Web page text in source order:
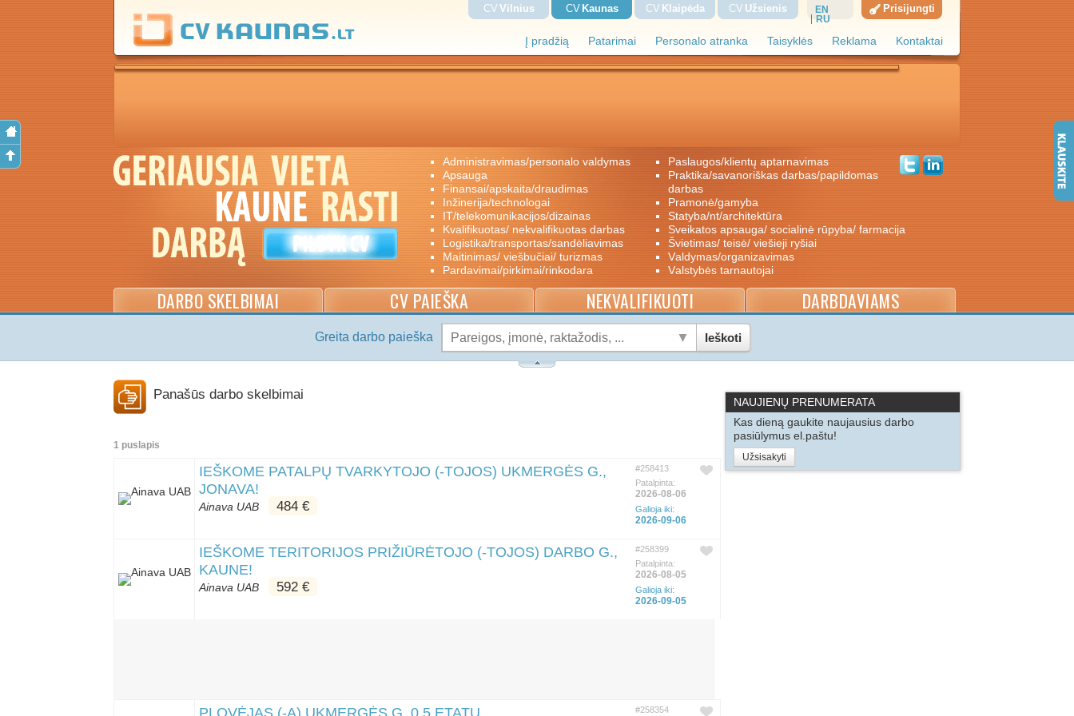
Į pradžią Patarimai Personalo atranka Taisyklės Reklama Kontaktai
CV Vilnius CV Kaunas CV Klaipėda CV Užsienis
EN
RU
Prisijungti
administravimas/personalo valdymas
apsauga
finansai/apskaita/draudimas
inžinerija/technologai
IT/telekomunikacijos/dizainas
kvalifikuotas/ nekvalifikuotas darbas
logistika/transportas/sandėliavimas
maitinimas/ viešbučiai/ turizmas
pardavimai/pirkimai/rinkodara
paslaugos/klientų aptarnavimas
praktika/savanoriškas darbas/papildomas
darbas
pramonė/gamyba
statyba/nt/architektūra
sveikatos apsauga/ socialinė rūpyba/ farmacija
švietimas/ teisė/ viešieji ryšiai
valdymas/organizavimas
valstybės tarnautojai
DARBO SKELBIMAI CV PAIEŠKA NEKVALIFIKUOTI DARBDAVIAMS
Greita darbo paieška Ieškoti
Panašūs darbo skelbimai
1 puslapis
IEŠKOME PATALPŲ TVARKYTOJO (-TOJOS) UKMERGĖS G.,
JONAVA!
Ainava UAB 484 €
#258413
Patalpinta:
2026-08-06
Galioja iki:
2026-09-06
IEŠKOME TERITORIJOS PRIŽIŪRĖTOJO (-TOJOS) DARBO G.,
KAUNE!
Ainava UAB 592 €
#258399
Patalpinta:
2026-08-05
Galioja iki:
2026-09-05
PLOVĖJAS (-A) UKMERGĖS G. 0,5 ETATU #258354
NAUJIENŲ PRENUMERATA
Kas dieną gaukite naujausius darbo
pasiūlymus el.paštu!
Užsisakyti